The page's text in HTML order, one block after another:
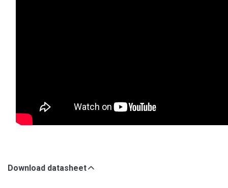
Download datasheet